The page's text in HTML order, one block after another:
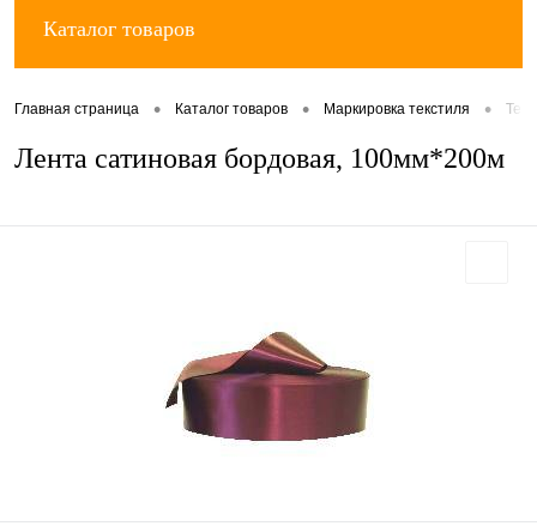
Каталог товаров
Главная страница • Каталог товаров • Маркировка текстиля •
Лента сатиновая бордовая, 100мм*200м